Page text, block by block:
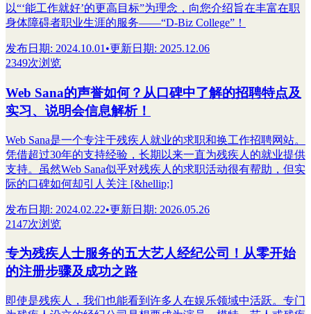
以“‘能工作就好’的更高目标”为理念，向您介绍旨在丰富在职
身体障碍者职业生涯的服务——“D-Biz College”！
发布日期: 2024.10.01 •更新日期: 2025.12.06
2349次浏览
Web Sana的声誉如何？从口碑中了解的招聘特点及
实习、说明会信息解析！
Web Sana是一个专注于残疾人就业的求职和换工作招聘网站。
凭借超过30年的支持经验，长期以来一直为残疾人的就业提供
支持。虽然Web Sana似乎对残疾人的求职活动很有帮助，但实
际的口碑如何却引人关注 [&hellip;]
发布日期: 2024.02.22•更新日期: 2026.05.26
2147次浏览
专为残疾人士服务的五大艺人经纪公司！从零开始
的注册步骤及成功之路
即使是残疾人，我们也能看到许多人在娱乐领域中活跃。专门